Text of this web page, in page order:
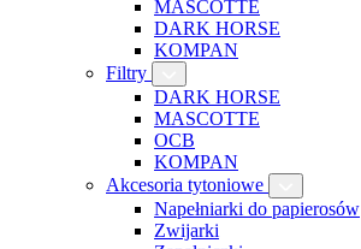
MASCOTTE
DARK HORSE
KOMPAN
Filtry
DARK HORSE
MASCOTTE
OCB
KOMPAN
Akcesoria tytoniowe
Napełniarki do papierosów
Zwijarki